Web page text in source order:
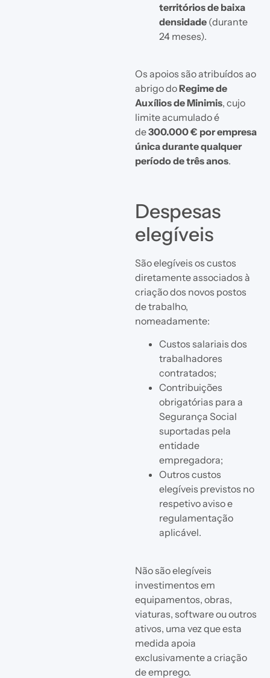
territórios de baixa
densidade (durante
24 meses).
Os apoios são atribuídos ao
abrigo doRegime de
Auxílios de Minimis, cujo
limite acumulado é
de300.000 € por empresa
única durante qualquer
período de três anos.
Despesas
elegíveis
São elegíveis os custos
diretamente associados à
criação dos novos postos
de trabalho,
nomeadamente:
Custos salariais dos
trabalhadores
contratados;
Contribuições
obrigatórias para a
Segurança Social
suportadas pela
entidade
empregadora;
Outros custos
elegíveis previstos no
respetivo aviso e
regulamentação
aplicável.
Não são elegíveis
investimentos em
equipamentos, obras,
viaturas, software ou outros
ativos, uma vez que esta
medida apoia
exclusivamente a criação
de emprego.